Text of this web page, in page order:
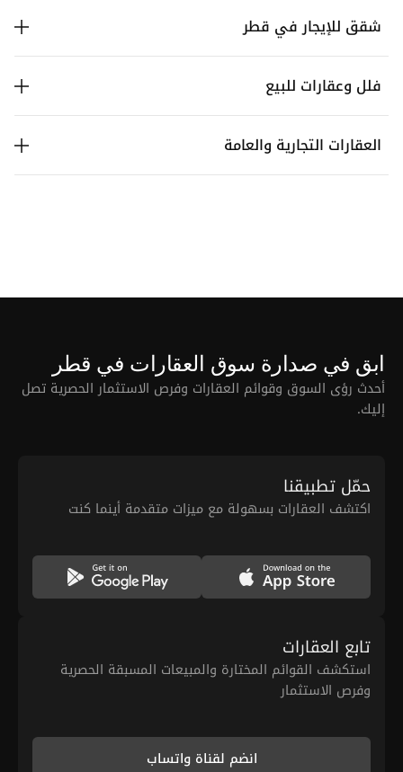
شقق للإيجار في قطر
فلل وعقارات للبيع
العقارات التجارية والعامة
ابق في صدارة سوق العقارات في قطر
أحدث رؤى السوق وقوائم العقارات وفرص الاستثمار الحصرية تصل
إليك.
حمّل تطبيقنا
اكتشف العقارات بسهولة مع ميزات متقدمة أينما كنت
تابع العقارات
استكشف القوائم المختارة والمبيعات المسبقة الحصرية
وفرص الاستثمار
انضم لقناة واتساب